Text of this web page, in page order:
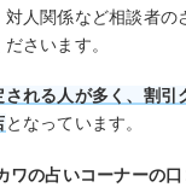
人関係など相談者の
さいます。
れる人が多く、割引
となっています。
の占いコーナーの口